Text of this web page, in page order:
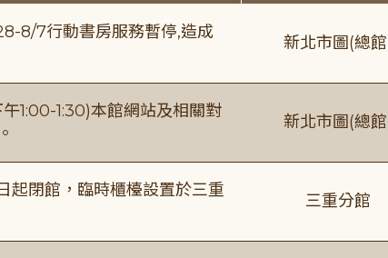
8/7行動書房服務暫停,造成
新北市圖(總
1:00-1:30)本館網站及相關對
新北市圖(總
起閉館，臨時櫃檯設置於三重
三重分館